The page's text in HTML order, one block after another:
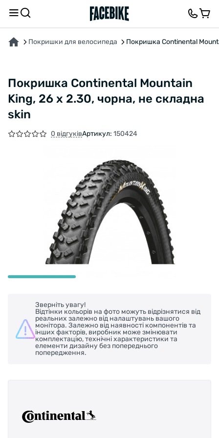
Покришки для велосипеда Покришка Continental
Покришка Continental Mountain
King, 26 x 2.30, чорна, не складна
skin
0 відгуківАртикул: 150424
Зверніть увагу!
Відтінки кольорів на фото можуть відрізнятися від
реальних залежно від налаштувань вашого
монітора. Залежно від наявності компонентів та
інших факторів, виробник може змінювати
комплектацію, технічні характеристики та
елементи дизайну без попереднього
попередження.
ПРО ТОВАР ХАРАКТЕРИСТИКИОПИС ВІДГУКИ ТА ЗАПИТАННЯ